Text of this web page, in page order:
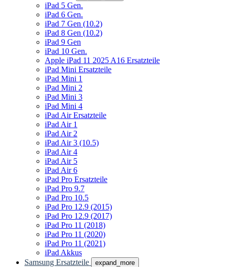
iPad 5 Gen.
iPad 6 Gen.
iPad 7 Gen (10.2)
iPad 8 Gen (10.2)
iPad 9 Gen
iPad 10 Gen.
Apple iPad 11 2025 A16 Ersatzteile
iPad Mini Ersatzteile
iPad Mini 1
iPad Mini 2
iPad Mini 3
iPad Mini 4
iPad Air Ersatzteile
iPad Air 1
iPad Air 2
iPad Air 3 (10.5)
iPad Air 4
iPad Air 5
iPad Air 6
iPad Pro Ersatzteile
iPad Pro 9.7
iPad Pro 10.5
iPad Pro 12.9 (2015)
iPad Pro 12.9 (2017)
iPad Pro 11 (2018)
iPad Pro 11 (2020)
iPad Pro 11 (2021)
iPad Akkus
Samsung Ersatzteile
expand_more